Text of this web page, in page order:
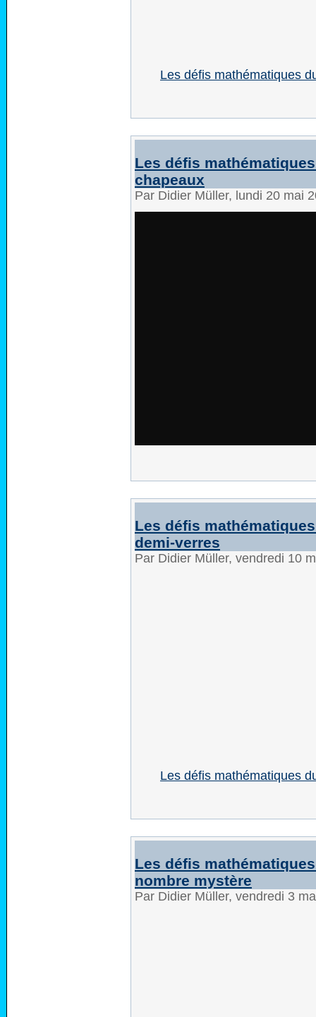
Les défis mathématiques
Les défis
chapeaux
Par Didier Müller, lundi 20 mai
Les défis
demi-verres
Par Didier Müller, vendredi 10
Les défis mathématiques
Les défis
nombre mystère
Par Didier Müller, vendredi 3